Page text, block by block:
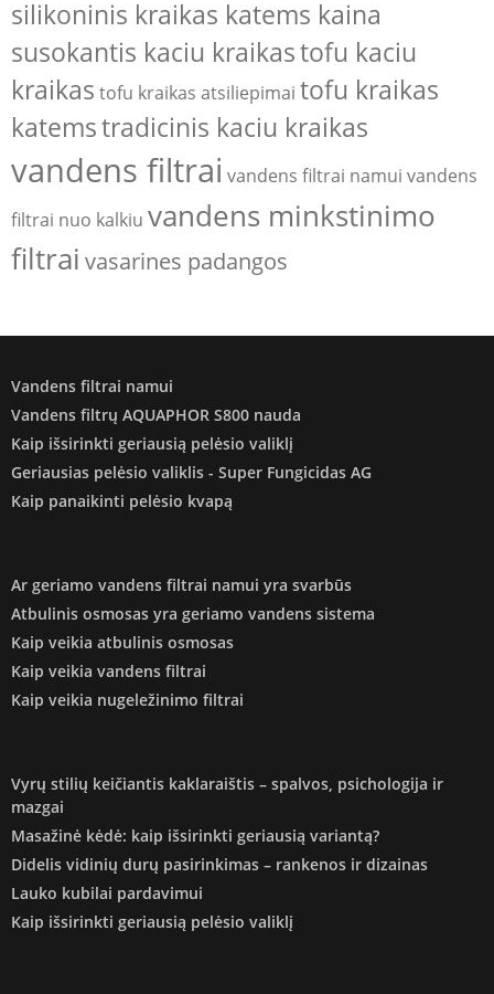
silikoninis kraikas katems kaina
susokantis kaciu kraikastofu kaciu
kraikas tofu kraikas atsiliepimai tofu kraikas
katemstradicinis kaciu kraikas
vandens filtrai vandens filtrai namui vandens
filtrai nuo kalkiu vandens minkstinimo
filtrai vasarines padangos
Vandens filtrai namui
Vandens filtrų AQUAPHOR S800 nauda
Kaip išsirinkti geriausią pelėsio valiklį
Geriausias pelėsio valiklis - Super Fungicidas AG
Kaip panaikinti pelėsio kvapą
Ar geriamo vandens filtrai namui yra svarbūs
Atbulinis osmosas yra geriamo vandens sistema
Kaip veikia atbulinis osmosas
Kaip veikia vandens filtrai
Kaip veikia nugeležinimo filtrai
Vyrų stilių keičiantis kaklaraištis – spalvos, psichologija ir
mazgai
Masažinė kėdė: kaip išsirinkti geriausią variantą?
Didelis vidinių durų pasirinkimas – rankenos ir dizainas
Lauko kubilai pardavimui
Kaip išsirinkti geriausią pelėsio valiklį